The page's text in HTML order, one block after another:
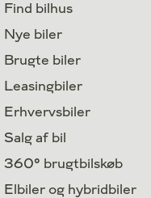
Find bilhus
Nye biler
Brugte biler
Leasingbiler
Erhvervsbiler
Salg af bil
360° brugtbilskøb
Elbiler og hybridbiler